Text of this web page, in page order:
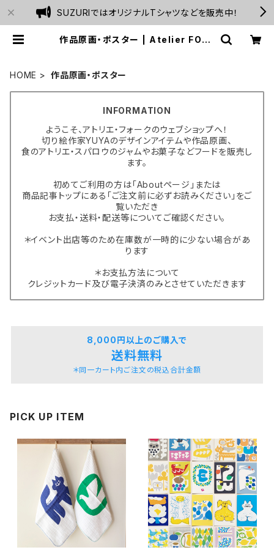
SUZURIではオリジナルTシャツなどを販売中！
作品原画・ポスター | Atelier FOLK
HOME 作品原画・ポスター
INFORMATION
ようこそ、アトリエ・フォークのウェブショップへ！
切り絵作家YUYAのデザインアイテムや作品原画、
食のアトリエ・スパロウのジャムやお菓子などフードを販売し
ます。
初めてご利用の方は「Aboutページ」または
商品記事トップにある「ご注文前に必ずお読みください」をご
覧いただき
お支払・送料・配送等についてご確認ください。
＊イベント出店等のため在庫数が一時的に少ない場合があ
ります
＊お支払方法について
クレジットカード及び電子決済のみとさせていただきます
8,000円以上のご購入で
送料無料
＊同一カート内ご注文の税込合計金額
PICK UP ITEM